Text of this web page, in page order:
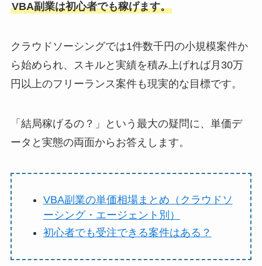
VBA副業は初心者でも稼げます。
クラウドソーシングでは1件数千円の小規模案件か
ら始められ、スキルと実績を積み上げれば月30万
円以上のフリーランス案件も現実的な目標です。
「結局稼げるの？」という最大の疑問に、単価デ
ータと実態の両面からお答えします。
VBA副業の単価相場まとめ（クラウドソ
ーシング・エージェント別）
初心者でも受注できる案件はある？